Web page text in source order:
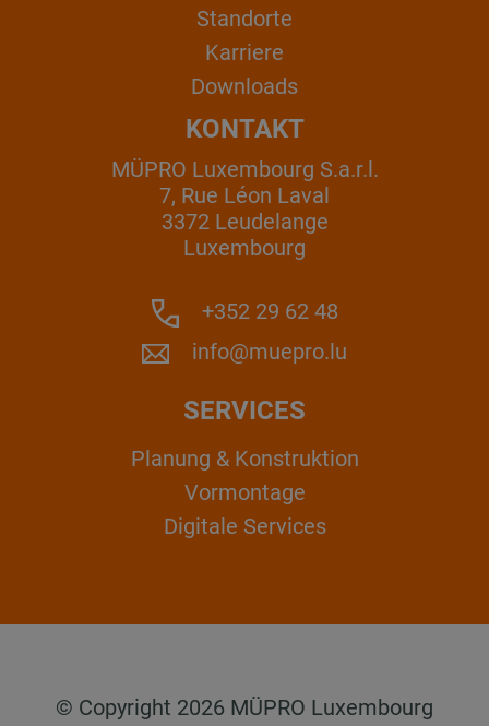
Standorte
Karriere
Downloads
KONTAKT
MÜPRO Luxembourg S.a.r.l.
7, Rue Léon Laval
3372 Leudelange
Luxembourg
+352 29 62 48
info@muepro.lu
SERVICES
Planung & Konstruktion
Vormontage
Digitale Services
© Copyright 2026 MÜPRO Luxembourg